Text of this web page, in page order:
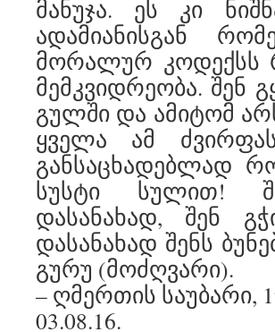
მანუჯა. ეს კი
ადამიანისგან
მორალურ კოდექსს
მემკვიდრეობა. შენ
გულში და ამიტომ
ყველა ამ
განსაცხადებლად
სუსტი სულით!
დასანახად, შენ
დასანახად შენს
გურუ (მოძღვარი).
– ღმერთის საუბარი,
03.08.16.